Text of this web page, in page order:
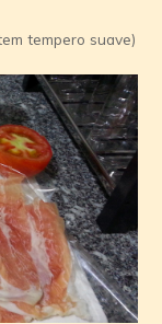
tempero suave)